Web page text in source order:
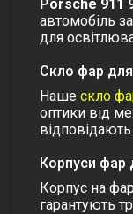
Porsche 911
автомобіль
для
Скло фар
Наше скло
оптики від
Корпуси фар
Корпус на
гарантують